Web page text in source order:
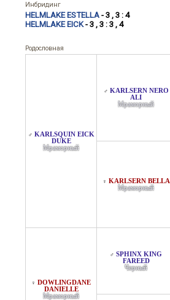
Инбридинг
HELMLAKE ESTELLA - 3 , 3 : 4
HELMLAKE EICK- 3 , 3 : 3 , 4
Родословная
♂ KARLSQUIN EICK
DUKE
Мраморный
♂ KARLSERN NERO
ALI
Мраморный
♀ KARLSERN BELLA
Мраморный
♀ DOWLINGDANE
DANIELLE
Мраморный
♂ SPHINX KING
FAREED
Черный